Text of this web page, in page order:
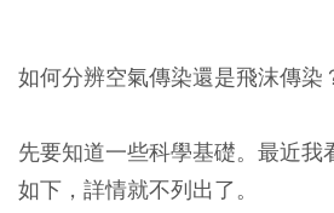
如何分辨空氣傳染還是飛沫傳染
先要知道一些科學基礎。最近我
如下，詳情就不列出了。